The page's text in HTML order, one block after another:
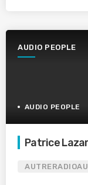
AUDIO PEOPLE
AUDIO PEOPLE
Patrice